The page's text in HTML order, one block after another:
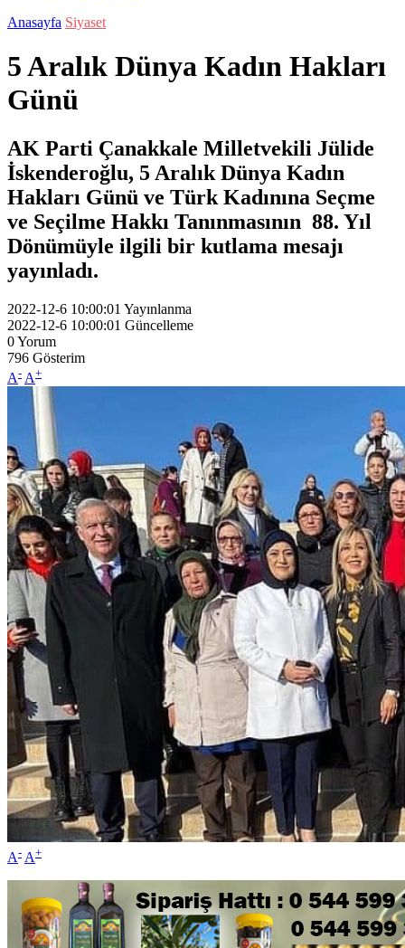
Anasayfa Siyaset
5 Aralık Dünya Kadın Hakları
Günü
AK Parti Çanakkale Milletvekili Jülide
İskenderoğlu, 5 Aralık Dünya Kadın
Hakları Günü ve Türk Kadınına Seçme
ve Seçilme Hakkı Tanınmasının 88. Yıl
Dönümüyle ilgili bir kutlama mesajı
yayınladı.
2022-12-6 10:00:01 Yayınlanma
2022-12-6 10:00:01 Güncelleme
0Yorum
796 Gösterim
A- A+
A- A+